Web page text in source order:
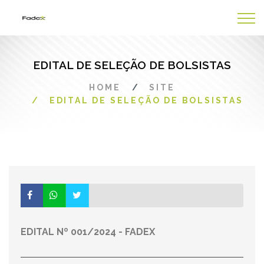
EDITAL DE SELEÇÃO DE BOLSISTAS
HOME
SITE
EDITAL DE SELEÇÃO DE BOLSISTAS
EDITAL Nº 001/2024 - FADEX